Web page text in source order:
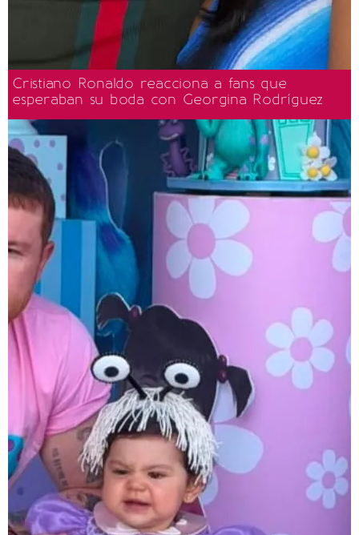
Cristiano Ronaldo reacciona a fans que
esperaban su boda con Georgina Rodríguez